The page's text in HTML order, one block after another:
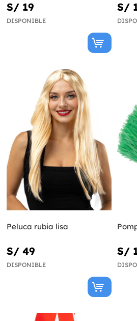
S/ 19
DISPONIBLE
S/
Peluca rubia lisa
S/ 49
DISPONIBLE
S/